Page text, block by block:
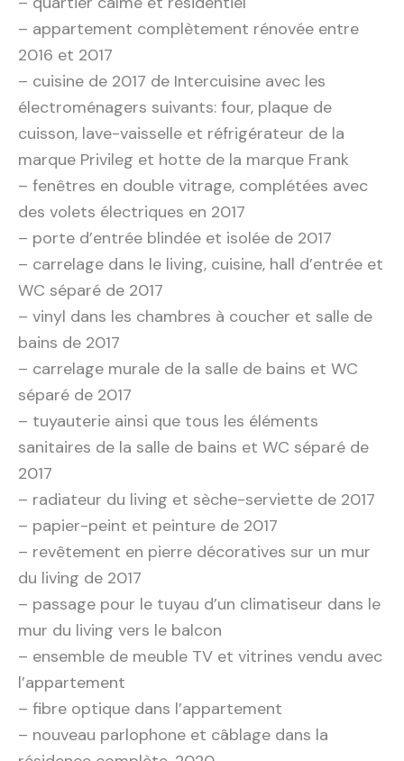
– appartement complètement rénovée entre
2016 et 2017
– cuisine de 2017 de Intercuisine avec les
électroménagers suivants: four, plaque de
cuisson, lave-vaisselle et réfrigérateur de la
marque Privileg et hotte de la marque Frank
– fenêtres en double vitrage, complétées avec
des volets électriques en 2017
– porte d’entrée blindée et isolée de 2017
– carrelage dans le living, cuisine, hall d’entrée et
WC séparé de 2017
– vinyl dans les chambres à coucher et salle de
bains de 2017
– carrelage murale de la salle de bains et WC
séparé de 2017
– tuyauterie ainsi que tous les éléments
sanitaires de la salle de bains et WC séparé de
2017
– radiateur du living et sèche-serviette de 2017
– papier-peint et peinture de 2017
– revêtement en pierre décoratives sur un mur
du living de 2017
– passage pour le tuyau d’un climatiseur dans le
mur du living vers le balcon
– ensemble de meuble TV et vitrines vendu avec
l’appartement
– fibre optique dans l’appartement
– nouveau parlophone et câblage dans la